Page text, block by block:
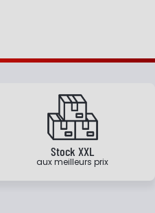
Stock XXL
aux meilleurs prix